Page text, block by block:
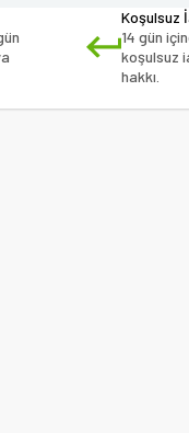
Koşulsuz
14 gün
koşulsuz
hakkı.